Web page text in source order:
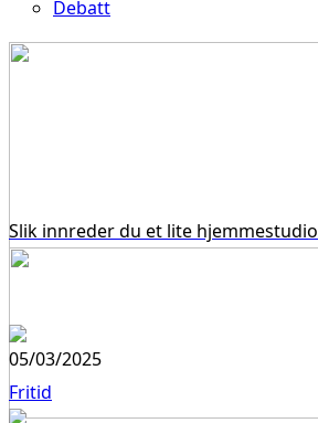
Debatt
Slik innreder du et lite hjemmestudio
05/03/2025
Fritid